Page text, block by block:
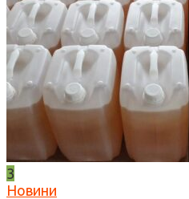
3
Новини